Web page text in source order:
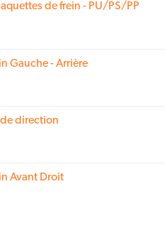
de frein - PU/PS/PP
Gauche - Arrière
direction
Avant Droit